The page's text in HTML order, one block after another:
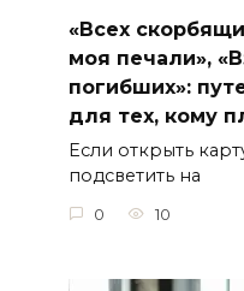
«Всех
моя печали»,
погибших»:
для тех, кому
Если открыть
подсветить на
0 10